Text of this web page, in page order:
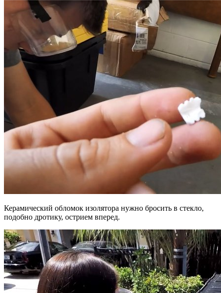
Керамический обломок изолятора нужно бросить в стекло,
подобно дротику, острием вперед.